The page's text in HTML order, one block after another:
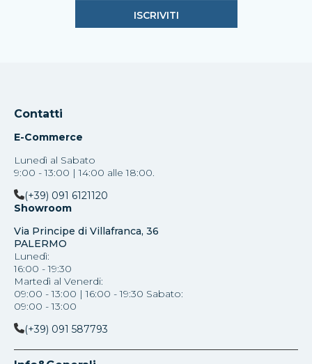
Contatti
E-Commerce
Lunedì al Sabato
9:00 - 13:00 | 14:00 alle 18:00.
(+39) 091 6121120
Showroom
Via Principe di Villafranca, 36
PALERMO
Lunedì:
16:00 - 19:30
Martedì al Venerdi:
09:00 - 13:00 | 16:00 - 19:30 Sabato:
09:00 - 13:00
(+39) 091 587793